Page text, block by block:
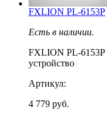
FXLION PL-6153P
Есть в наличии.
FXLION PL-6153P
устройство
Артикул:
4 779 руб.